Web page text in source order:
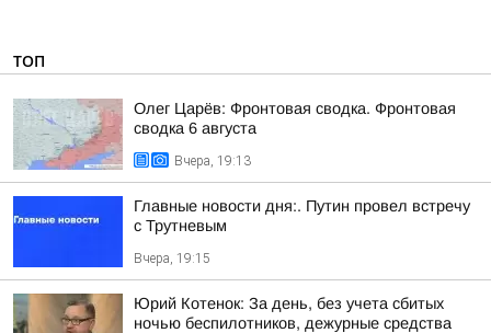
ТОП
Олег Царёв: Фронтовая сводка. Фронтовая
сводка 6 августа
Вчера, 19:13
Главные новости дня:. Путин провел встречу
с Трутневым
Вчера, 19:15
Юрий Котенок: За день, без учета сбитых
ночью беспилотников, дежурные средства